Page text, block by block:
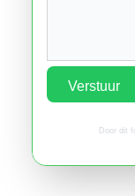
Verstuur
Door dit